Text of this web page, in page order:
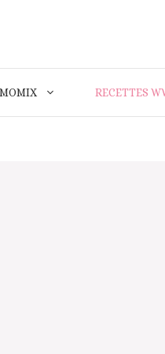
RECETTES